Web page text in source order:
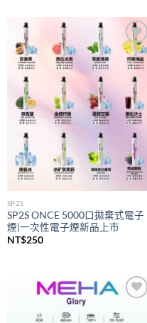
Add to
wishlist
SP2S
SP2S ONCE 5000口拋棄式電子
煙|一次性電子煙新品上市
NT$250
wishlist